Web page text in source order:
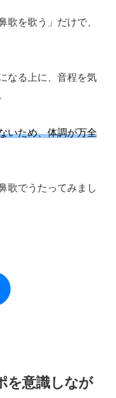
歌を歌う」だけで、
なる上に、音程を気
いため、体調が万全
歌でうたってみまし
を意識しなが